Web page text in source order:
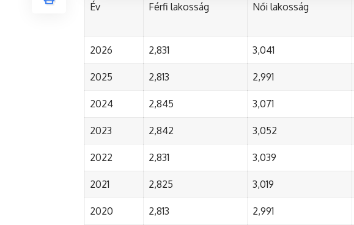
Év Férfi lakosság Női lakosság
2026 2,831 3,041
2025 2,813 2,991
2024 2,845 3,071
2023 2,842 3,052
2022 2,831 3,039
2021 2,825 3,019
2020 2,813 2,991